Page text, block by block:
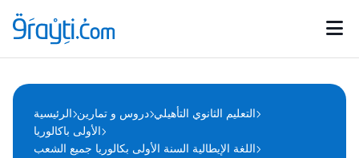
Catégories
d'actualités
Annonces bourses
الرئيسية دروس و تمارين التعليم الثانوي التأهيلي
الأولى باكالوريا
اللغة الإيطالية السنة الأولى بكالوريا جميع الشعب